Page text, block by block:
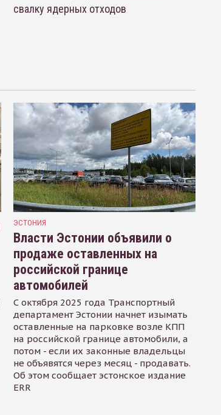
свалку ядерных отходов
ЭСТОНИЯ
Власти Эстонии объявили о
продаже оставленных на
российской границе
автомобилей
С октября 2025 года Транспортный
департамент Эстонии начнет изымать
оставленные на парковке возле КПП
на российской границе автомобили, а
потом - если их законные владельцы
не объявятся через месяц - продавать.
Об этом сообщает эстонское издание
ERR